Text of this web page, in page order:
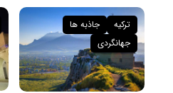
ترکیه
جاذبه ها
جهانگردی